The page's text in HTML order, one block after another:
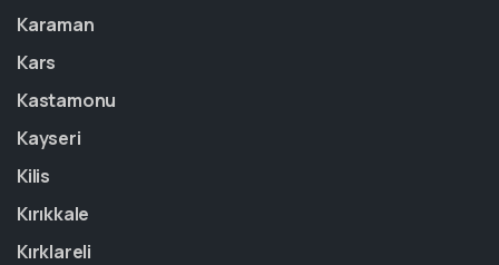
Karaman
Kars
Kastamonu
Kayseri
Kilis
Kırıkkale
Kırklareli